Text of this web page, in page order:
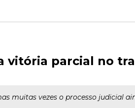
vitória parcial no
muitas vezes o processo judicial